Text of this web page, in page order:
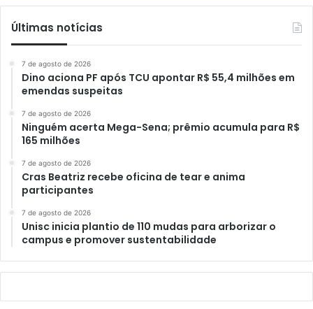
Últimas notícias
7 de agosto de 2026
Dino aciona PF após TCU apontar R$ 55,4 milhões em
emendas suspeitas
7 de agosto de 2026
Ninguém acerta Mega-Sena; prêmio acumula para R$
165 milhões
7 de agosto de 2026
Cras Beatriz recebe oficina de tear e anima
participantes
7 de agosto de 2026
Unisc inicia plantio de 110 mudas para arborizar o
campus e promover sustentabilidade